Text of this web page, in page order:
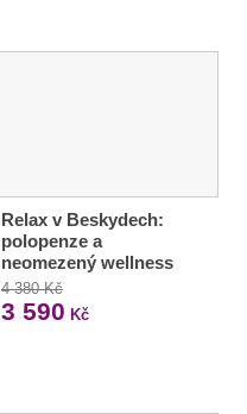
Relax v Beskydech:
polopenze a
neomezený wellness
4 380 Kč
3 590 Kč